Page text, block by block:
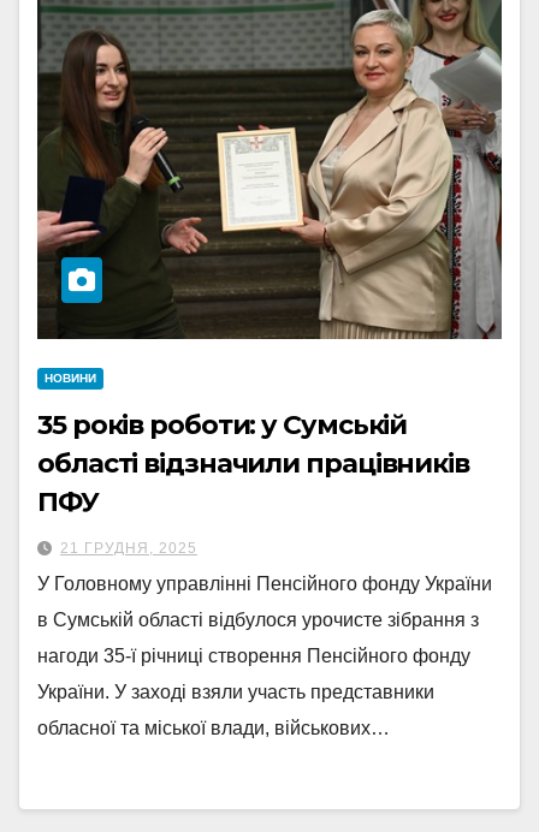
НОВИНИ
35 років роботи: у Сумській
області відзначили працівників
ПФУ
21 ГРУДНЯ, 2025
У Головному управлінні Пенсійного фонду України
в Сумській області відбулося урочисте зібрання з
нагоди 35-ї річниці створення Пенсійного фонду
України. У заході взяли участь представники
обласної та міської влади, військових…